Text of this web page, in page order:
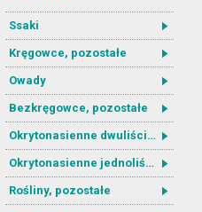
Ssaki
Kręgowce, pozostałe
Owady
Bezkręgowce, pozostałe
Okrytonasienne dwuliścienne
Okrytonasienne jednoliścienne
Rośliny, pozostałe